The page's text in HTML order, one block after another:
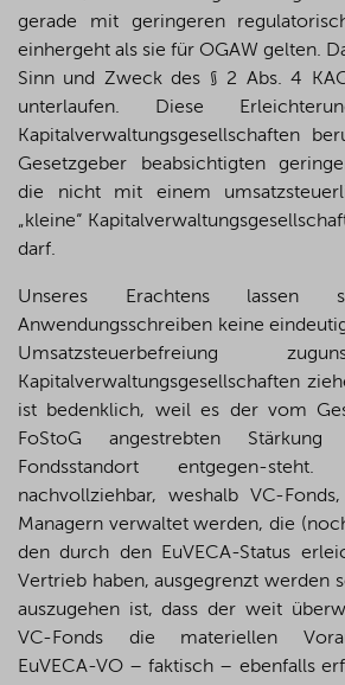
gerade mit geringeren
einhergeht als sie für OGAW gelten.
Sinn und Zweck des § 2 Abs. 4
unterlaufen. Diese
Kapitalverwaltungsgesellschaften
Gesetzgeber beabsichtigten
die nicht mit einem
„kleine“
darf.
Unseres Erachtens
Anwendungsschreiben keine
Umsatzsteuerbefreiung
Kapitalverwaltungsgesellschaften
ist bedenklich, weil es der vom
FoStoG angestrebten Stärkung
Fondsstandort entgegen-
nachvollziehbar, weshalb VC-
Managern verwaltet werden, die
den durch den EuVECA-Status
Vertrieb haben, ausgegrenzt werden
auszugehen ist, dass der weit
VC-Fonds die materiellen
EuVECA-VO – faktisch – ebenfalls